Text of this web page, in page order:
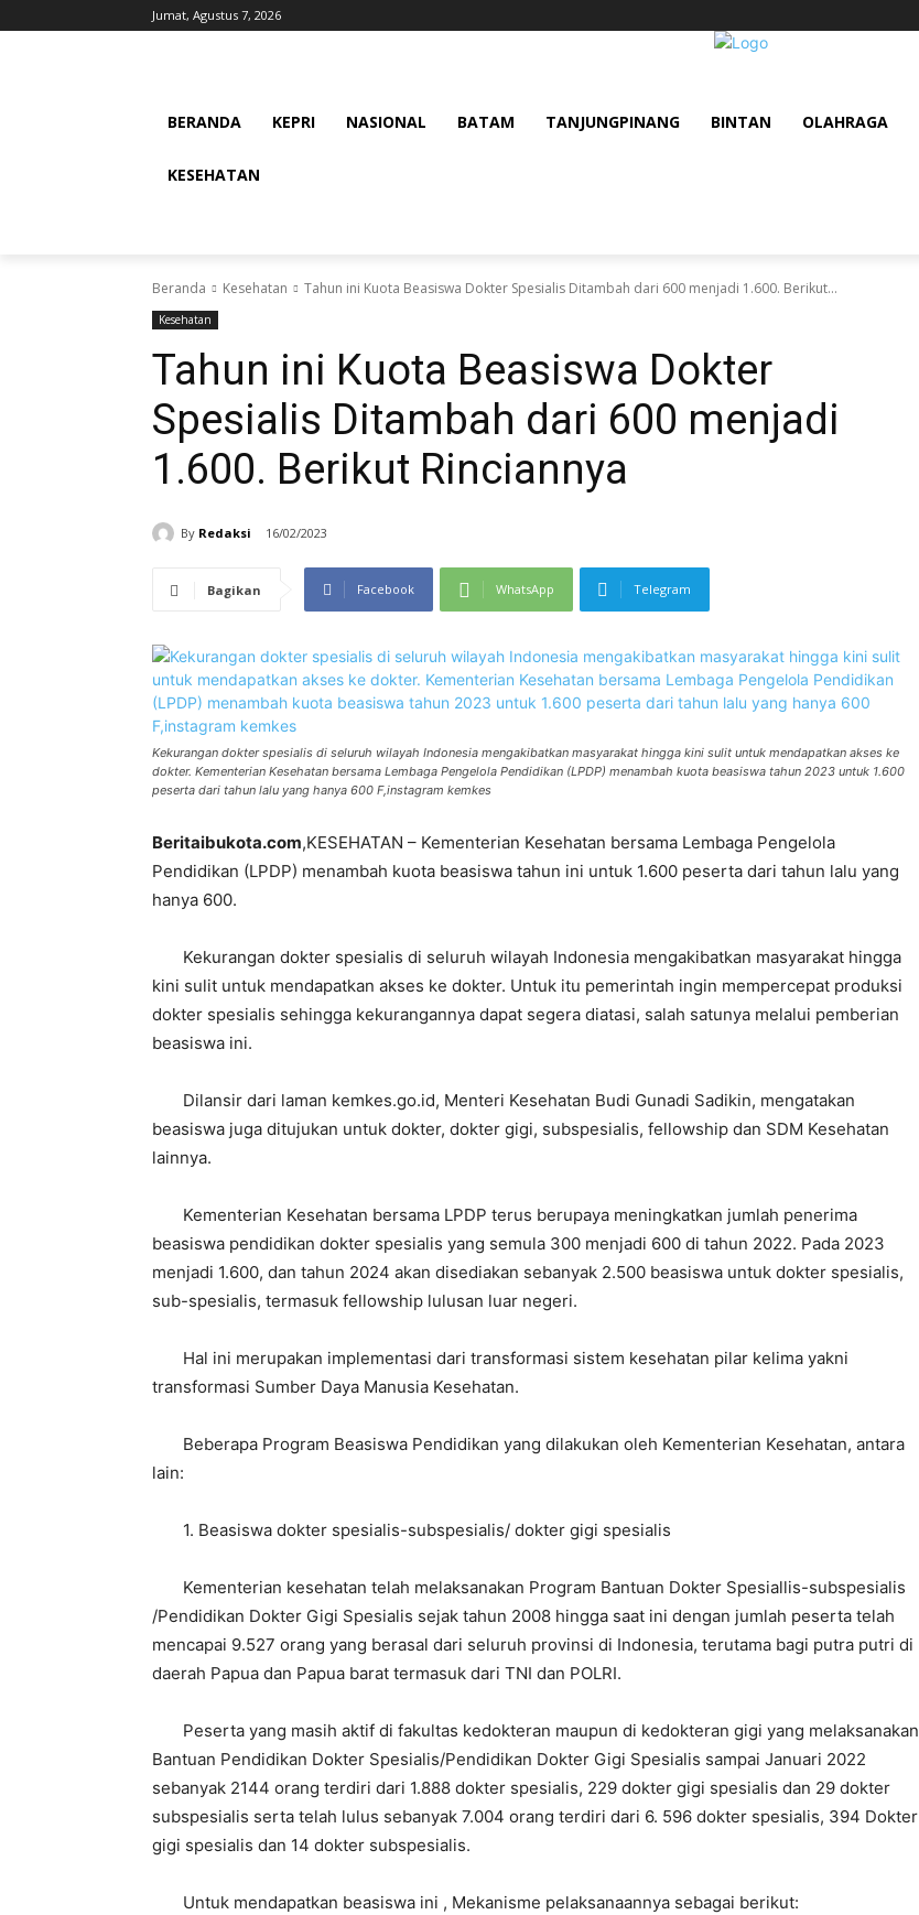
Jumat, Agustus 7, 2026
BERANDA KEPRI NASIONAL BATAM TANJUNGPINANG BINTAN OLAHRAGA
KESEHATAN
Beranda Kesehatan Tahun ini Kuota Beasiswa Dokter Spesialis Ditambah dari 600 menjadi 1.600. Berikut...
Kesehatan
Tahun ini Kuota Beasiswa Dokter
Spesialis Ditambah dari 600 menjadi
1.600. Berikut Rinciannya
By Redaksi 16/02/2023
Bagikan Facebook WhatsApp Telegram
Kekurangan dokter spesialis di seluruh wilayah Indonesia mengakibatkan masyarakat hingga kini sulit untuk mendapatkan akses ke
dokter. Kementerian Kesehatan bersama Lembaga Pengelola Pendidikan (LPDP) menambah kuota beasiswa tahun 2023 untuk 1.600
peserta dari tahun lalu yang hanya 600 F,instagram kemkes
Beritaibukota.com,KESEHATAN – Kementerian Kesehatan bersama Lembaga Pengelola
Pendidikan (LPDP) menambah kuota beasiswa tahun ini untuk 1.600 peserta dari tahun lalu yang
hanya 600.
Kekurangan dokter spesialis di seluruh wilayah Indonesia mengakibatkan masyarakat hingga
kini sulit untuk mendapatkan akses ke dokter. Untuk itu pemerintah ingin mempercepat produksi
dokter spesialis sehingga kekurangannya dapat segera diatasi, salah satunya melalui pemberian
beasiswa ini.
Dilansir dari laman kemkes.go.id, Menteri Kesehatan Budi Gunadi Sadikin, mengatakan
beasiswa juga ditujukan untuk dokter, dokter gigi, subspesialis, fellowship dan SDM Kesehatan
lainnya.
Kementerian Kesehatan bersama LPDP terus berupaya meningkatkan jumlah penerima
beasiswa pendidikan dokter spesialis yang semula 300 menjadi 600 di tahun 2022. Pada 2023
menjadi 1.600, dan tahun 2024 akan disediakan sebanyak 2.500 beasiswa untuk dokter spesialis,
sub-spesialis, termasuk fellowship lulusan luar negeri.
Hal ini merupakan implementasi dari transformasi sistem kesehatan pilar kelima yakni
transformasi Sumber Daya Manusia Kesehatan.
Beberapa Program Beasiswa Pendidikan yang dilakukan oleh Kementerian Kesehatan, antara
lain:
1. Beasiswa dokter spesialis-subspesialis/ dokter gigi spesialis
Kementerian kesehatan telah melaksanakan Program Bantuan Dokter Spesiallis-subspesialis
/Pendidikan Dokter Gigi Spesialis sejak tahun 2008 hingga saat ini dengan jumlah peserta telah
mencapai 9.527 orang yang berasal dari seluruh provinsi di Indonesia, terutama bagi putra putri di
daerah Papua dan Papua barat termasuk dari TNI dan POLRI.
Peserta yang masih aktif di fakultas kedokteran maupun di kedokteran gigi yang melaksanakan
Bantuan Pendidikan Dokter Spesialis/Pendidikan Dokter Gigi Spesialis sampai Januari 2022
sebanyak 2144 orang terdiri dari 1.888 dokter spesialis, 229 dokter gigi spesialis dan 29 dokter
subspesialis serta telah lulus sebanyak 7.004 orang terdiri dari 6. 596 dokter spesialis, 394 Dokter
gigi spesialis dan 14 dokter subspesialis.
Untuk mendapatkan beasiswa ini , Mekanisme pelaksanaannya sebagai berikut: